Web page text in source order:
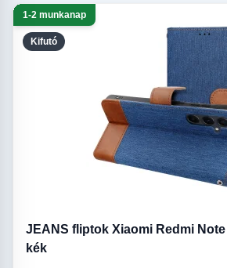
Kifutó
1-2 munkanap
JEANS fliptok Xiaomi Redmi Note
kék